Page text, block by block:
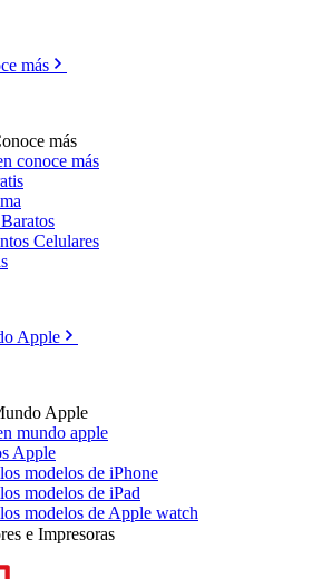
más
más
conoce más
Celulares
Apple
Apple
mundo apple
Apple
modelos de iPhone
modelos de iPad
modelos de Apple watch
e Impresoras